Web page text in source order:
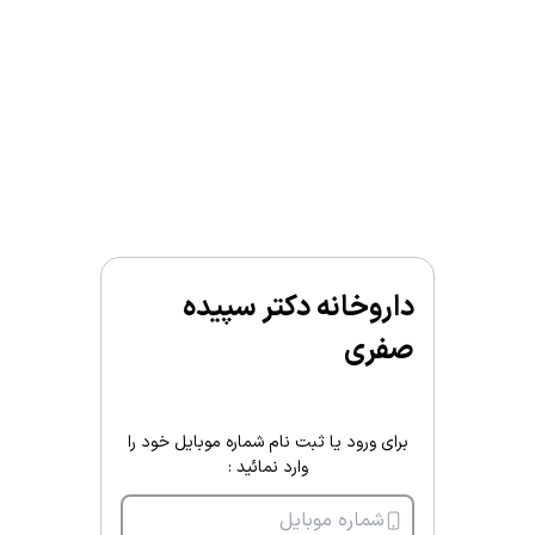
داروخانه دکتر سپیده
صفری
برای ورود یا ثبت نام شماره موبایل خود را
وارد نمائید :